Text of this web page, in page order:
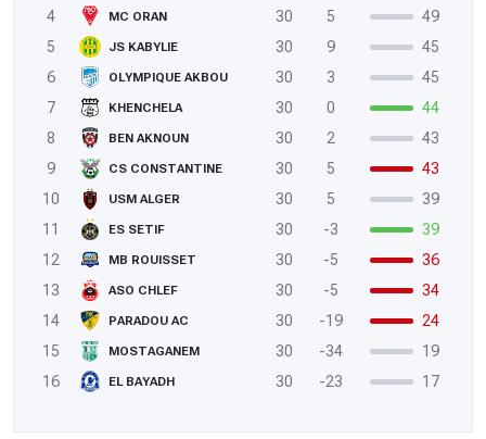
4
MC ORAN 30 5
49
5
JS KABYLIE 30 9
45
6
OLYMPIQUE AKBOU 30 3
45
7
KHENCHELA 30 0
44
8
BEN AKNOUN 30 2
43
9
CS CONSTANTINE 30 5
43
10
USM ALGER 30 5
39
11
ES SETIF 30 -3
39
12
MB ROUISSET 30 -5
36
13
ASO CHLEF 30 -5
34
14
PARADOU AC 30 -19
24
15
MOSTAGANEM 30 -34
19
16
EL BAYADH 30 -23 17